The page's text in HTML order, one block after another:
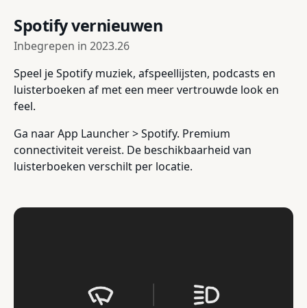
Spotify vernieuwen
Inbegrepen in 2023.26
Speel je Spotify muziek, afspeellijsten, podcasts en
luisterboeken af met een meer vertrouwde look en
feel.
Ga naar App Launcher > Spotify. Premium
connectiviteit vereist. De beschikbaarheid van
luisterboeken verschilt per locatie.